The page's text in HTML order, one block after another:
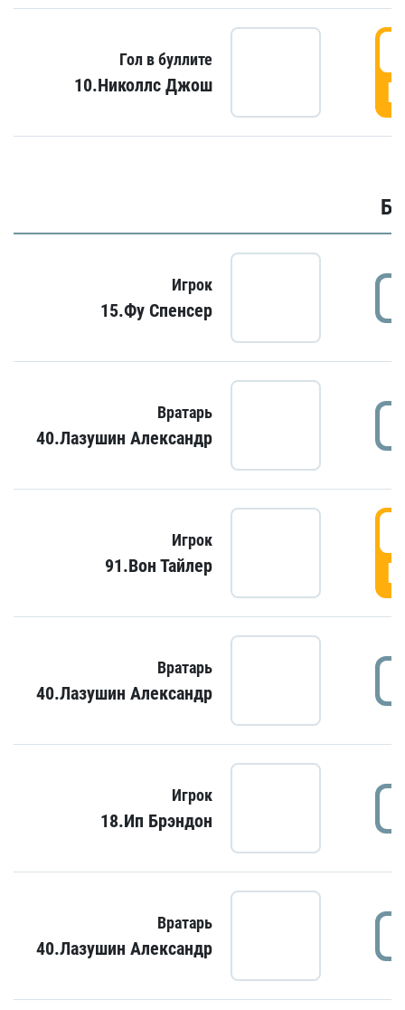
Гол в буллите
10.Николлс Джош
Игрок
15.Фу Спенсер
Вратарь
40.Лазушин Александр
Игрок
91.Вон Тайлер
Вратарь
40.Лазушин Александр
Игрок
18.Ип Брэндон
Вратарь
40.Лазушин Александр